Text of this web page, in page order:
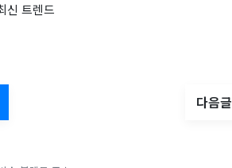
신 트렌드
다음글